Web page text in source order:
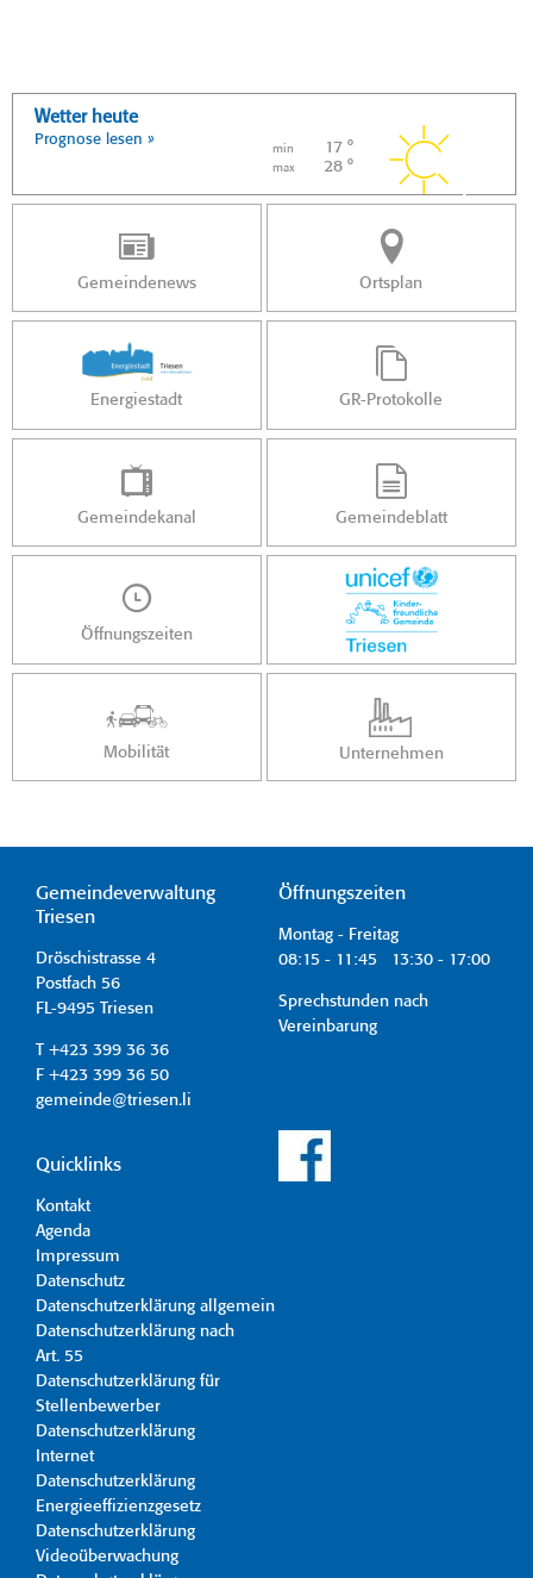
Wetter heute
Prognose lesen »
min 17 °
max 28 °
Gemeindenews Ortsplan
Energiestadt GR-Protokolle
Gemeindekanal Gemeindeblatt
Öffnungszeiten
Mobilität Unternehmen
Gemeindeverwaltung
Triesen
Dröschistrasse 4
Postfach 56
FL-9495 Triesen
T +423 399 36 36
F +423 399 36 50
gemeinde@triesen.li
Öffnungszeiten
Montag - Freitag
08:15 - 11:45 13:30 - 17:00
Sprechstunden nach
Vereinbarung
Quicklinks
Kontakt
Agenda
Impressum
Datenschutz
Datenschutzerklärung allgemein
Datenschutzerklärung nach
Art. 55
Datenschutzerklärung für
Stellenbewerber
Datenschutzerklärung
Internet
Datenschutzerklärung
Energieeffizienzgesetz
Datenschutzerklärung
Videoüberwachung